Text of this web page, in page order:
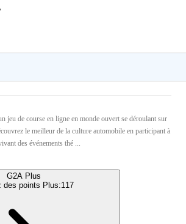
jeu de course en ligne en monde ouvert se déroulant sur
le meilleur de la culture automobile en participant à
des événements thé ...
G2A Plus
des points Plus:117